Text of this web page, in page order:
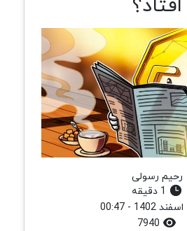
رحیم رسولی